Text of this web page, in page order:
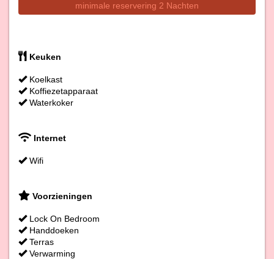
minimale reservering 2 Nachten
Keuken
Koelkast
Koffiezetapparaat
Waterkoker
Internet
Wifi
Voorzieningen
Lock On Bedroom
Handdoeken
Terras
Verwarming